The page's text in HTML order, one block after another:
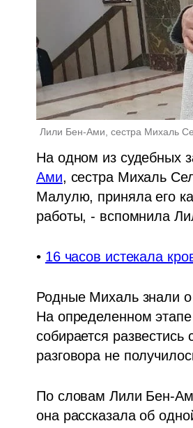
Лили Бен-Ами, сестра Михаль
На одном из судебных
Ами, сестра Михаль
Малулю, приняла его
работы, - вспомнила
• 16 часов истекала
Родные Михаль знали
На определенном
собирается
разговора не
По словам Лили Бен-
она рассказала об